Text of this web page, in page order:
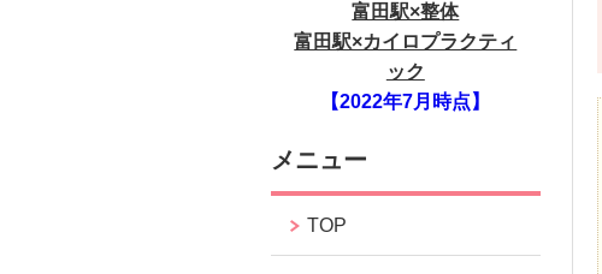
富田駅×整体
富田駅×カイロプラクティ
ック
【2022年7月時点】
メニュー
TOP